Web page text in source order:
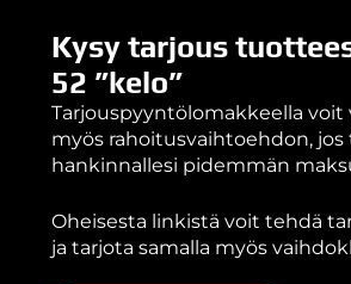
Kysy tarjous
52 ”kelo”
Tarjouspyyntölomakkeella voit
myös rahoitusvaihtoehdon, jos
hankinnallesi pidemmän
Oheisesta linkistä voit tehdä
ja tarjota samalla myös